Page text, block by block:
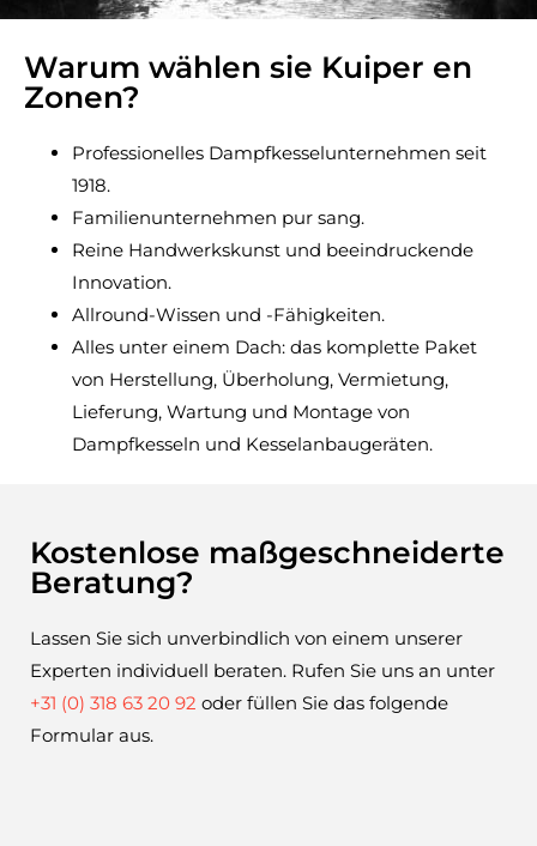
Warum wählen sie Kuiper en
Zonen?
Professionelles Dampfkesselunternehmen seit
1918.
Familienunternehmen pur sang.
Reine Handwerkskunst und beeindruckende
Innovation.
Allround-Wissen und -Fähigkeiten.
Alles unter einem Dach: das komplette Paket
von Herstellung, Überholung, Vermietung,
Lieferung, Wartung und Montage von
Dampfkesseln und Kesselanbaugeräten.
Kostenlose maßgeschneiderte
Beratung?
Lassen Sie sich unverbindlich von einem unserer
Experten individuell beraten. Rufen Sie uns an unter
+31 (0) 318 63 20 92 oder füllen Sie das folgende
Formular aus.